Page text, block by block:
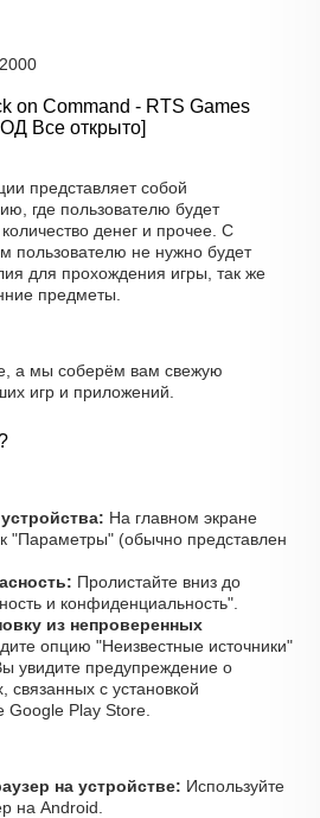
2000
on Command - RTS Games
Все открыто]
представляет собой
где пользователю будет
денег и прочее. С
пользователю не нужно будет
для прохождения игры, так же
предметы.
а мы соберём вам свежую
игр и приложений.
На главном экране
"Параметры" (обычно представлен
Пролистайте вниз до
и конфиденциальность".
из непроверенных
опцию "Неизвестные источники"
увидите предупреждение о
связанных с установкой
Google Play Store.
на устройстве: Используйте
на Android.